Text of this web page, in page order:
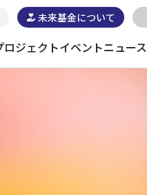
未来基金について
ジェクトイベントニュース